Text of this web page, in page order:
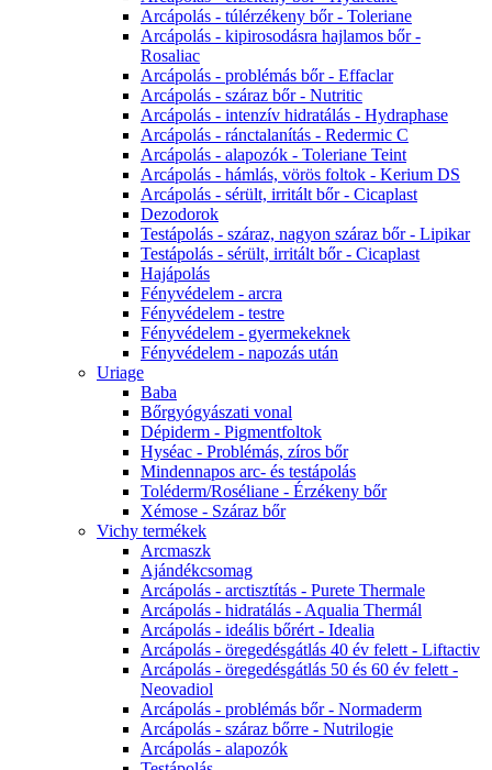
Arcápolás - túlérzékeny bőr - Toleriane
Arcápolás - kipirosodásra hajlamos bőr -
Rosaliac
Arcápolás - problémás bőr - Effaclar
Arcápolás - száraz bőr - Nutritic
Arcápolás - intenzív hidratálás - Hydraphase
Arcápolás - ránctalanítás - Redermic C
Arcápolás - alapozók - Toleriane Teint
Arcápolás - hámlás, vörös foltok - Kerium DS
Arcápolás - sérült, irritált bőr - Cicaplast
Dezodorok
Testápolás - száraz, nagyon száraz bőr - Lipikar
Testápolás - sérült, irritált bőr - Cicaplast
Hajápolás
Fényvédelem - arcra
Fényvédelem - testre
Fényvédelem - gyermekeknek
Fényvédelem - napozás után
Uriage
Baba
Bőrgyógyászati vonal
Dépiderm - Pigmentfoltok
Hyséac - Problémás, zíros bőr
Mindennapos arc- és testápolás
Toléderm/Roséliane - Érzékeny bőr
Xémose - Száraz bőr
Vichy termékek
Arcmaszk
Ajándékcsomag
Arcápolás - arctisztítás - Purete Thermale
Arcápolás - hidratálás - Aqualia Thermál
Arcápolás - ideális bőrért - Idealia
Arcápolás - öregedésgátlás 40 év felett - Liftactiv
Arcápolás - öregedésgátlás 50 és 60 év felett -
Neovadiol
Arcápolás - problémás bőr - Normaderm
Arcápolás - száraz bőrre - Nutrilogie
Arcápolás - alapozók